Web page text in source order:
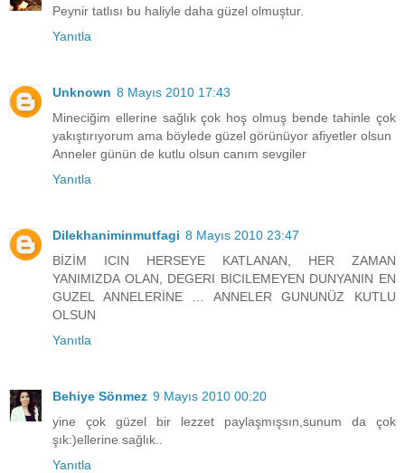
Peynir tatlısı bu haliyle daha güzel olmuştur.
Yanıtla
Unknown 8 Mayıs 2010 17:43
Mineciğim ellerine sağlık çok hoş olmuş bende tahinle çok
yakıştırıyorum ama böylede güzel görünüyor afiyetler olsun
Anneler günün de kutlu olsun canım sevgiler
Yanıtla
Dilekhaniminmutfagi 8 Mayıs 2010 23:47
BİZİM ICIN HERSEYE KATLANAN, HER ZAMAN
YANIMIZDA OLAN, DEGERI BICILEMEYEN DUNYANIN EN
GUZEL ANNELERİNE … ANNELER GUNUNÜZ KUTLU
OLSUN
Yanıtla
Behiye Sönmez 9 Mayıs 2010 00:20
yine çok güzel bir lezzet paylaşmışsın,sunum da çok
şık:)ellerine sağlık..
Yanıtla